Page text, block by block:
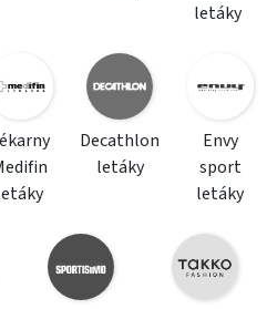
letáky
Decathlon
letáky
Envy
sport
letáky